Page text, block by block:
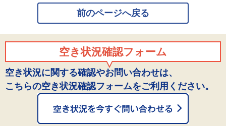
前のページへ戻る
空き状況確認フォーム
空き状況に関する確認やお問い合わせは、
こちらの空き状況確認フォームをご利用ください。